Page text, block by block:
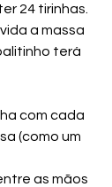
24 tirinhas.
a massa
terá
com cada
(como um
as mãos